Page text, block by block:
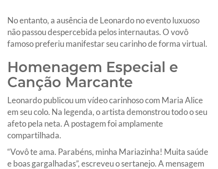
No entanto, a ausência de Leonardo no evento luxuoso
não passou despercebida pelos internautas. O vovô
famoso preferiu manifestar seu carinho de forma virtual.
Homenagem Especial e
Canção Marcante
Leonardo publicou um vídeo carinhoso com Maria Alice
em seu colo. Na legenda, o artista demonstrou todo o seu
afeto pela neta. A postagem foi amplamente
compartilhada.
“Vovô te ama. Parabéns, minha Mariazinha! Muita saúde
e boas gargalhadas”, escreveu o sertanejo. A mensagem